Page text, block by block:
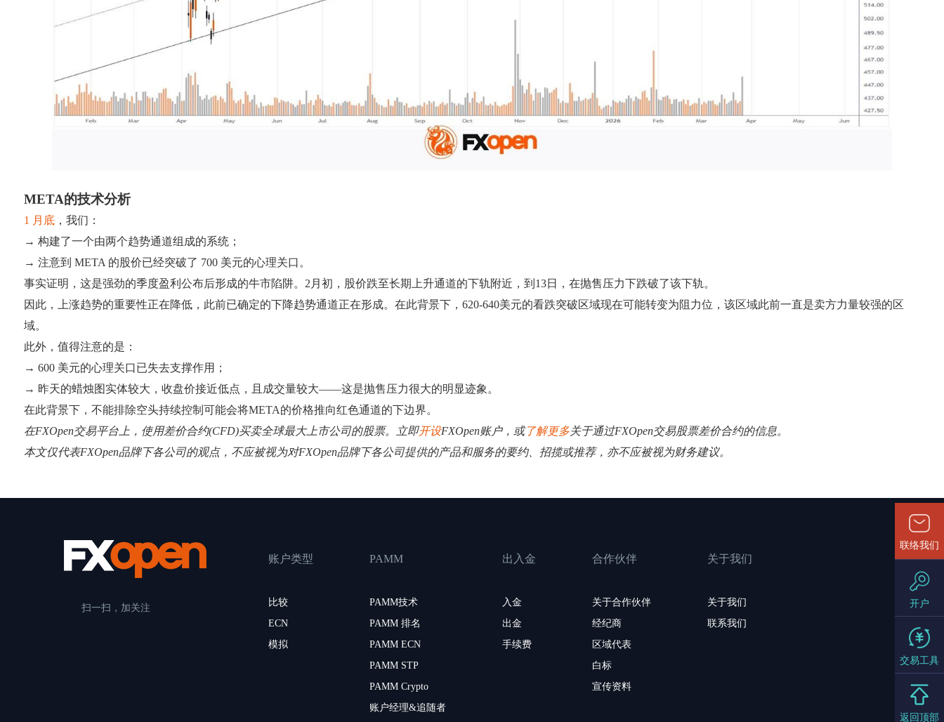
META的技术分析
1 月底，我们：
→ 构建了一个由两个趋势通道组成的系统；
→ 注意到 META 的股价已经突破了 700 美元的心理关口。
事实证明，这是强劲的季度盈利公布后形成的牛市陷阱。2月初，股价跌至长期上升通道的下轨附近，到13日，在抛售压力下跌破了该下轨。
因此，上涨趋势的重要性正在降低，此前已确定的下降趋势通道正在形成。在此背景下，620-640美元的看跌突破区域现在可能转变为阻力位，该区域此前一直是卖方力量较强的区
域。
此外，值得注意的是：
→ 600 美元的心理关口已失去支撑作用；
→ 昨天的蜡烛图实体较大，收盘价接近低点，且成交量较大——这是抛售压力很大的明显迹象。
在此背景下，不能排除空头持续控制可能会将META的价格推向红色通道的下边界。
在FXOpen交易平台上，使用差价合约(CFD)买卖全球最大上市公司的股票。立即开设FXOpen账户，或了解更多关于通过FXOpen交易股票差价合约的信息。
本文仅代表FXOpen品牌下各公司的观点，不应被视为对FXOpen品牌下各公司提供的产品和服务的要约、招揽或推荐，亦不应被视为财务建议。
扫一扫，加关注
账户类型
比较
ECN
模拟
PAMM
PAMM技术
PAMM 排名
PAMM ECN
PAMM STP
PAMM Crypto
账户经理&追随者
出入金
入金
出金
手续费
合作伙伴
关于合作伙伴
经纪商
区域代表
白标
宣传资料
关于我们
关于我们
联系我们
联络我们
开户
交易工具
返回顶部